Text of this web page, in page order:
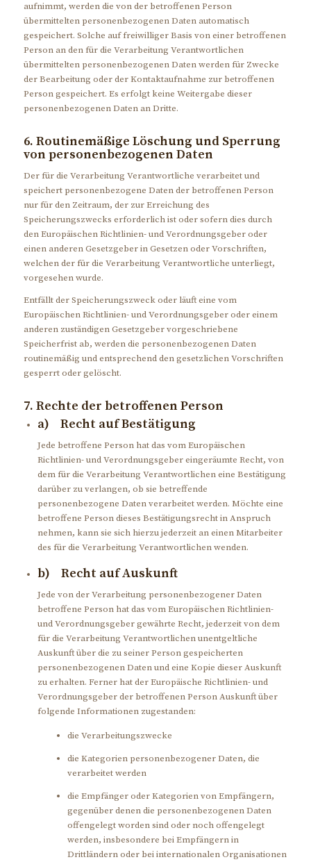
aufnimmt, werden die von der betroffenen Person
übermittelten personenbezogenen Daten automatisch
gespeichert. Solche auf freiwilliger Basis von einer betroffenen
Person an den für die Verarbeitung Verantwortlichen
übermittelten personenbezogenen Daten werden für Zwecke
der Bearbeitung oder der Kontaktaufnahme zur betroffenen
Person gespeichert. Es erfolgt keine Weitergabe dieser
personenbezogenen Daten an Dritte.
6. Routinemäßige Löschung und Sperrung
von personenbezogenen Daten
Der für die Verarbeitung Verantwortliche verarbeitet und
speichert personenbezogene Daten der betroffenen Person
nur für den Zeitraum, der zur Erreichung des
Speicherungszwecks erforderlich ist oder sofern dies durch
den Europäischen Richtlinien- und Verordnungsgeber oder
einen anderen Gesetzgeber in Gesetzen oder Vorschriften,
welchen der für die Verarbeitung Verantwortliche unterliegt,
vorgesehen wurde.
Entfällt der Speicherungszweck oder läuft eine vom
Europäischen Richtlinien- und Verordnungsgeber oder einem
anderen zuständigen Gesetzgeber vorgeschriebene
Speicherfrist ab, werden die personenbezogenen Daten
routinemäßig und entsprechend den gesetzlichen Vorschriften
gesperrt oder gelöscht.
7. Rechte der betroffenen Person
a) Recht auf Bestätigung
Jede betroffene Person hat das vom Europäischen
Richtlinien- und Verordnungsgeber eingeräumte Recht, von
dem für die Verarbeitung Verantwortlichen eine Bestätigung
darüber zu verlangen, ob sie betreffende
personenbezogene Daten verarbeitet werden. Möchte eine
betroffene Person dieses Bestätigungsrecht in Anspruch
nehmen, kann sie sich hierzu jederzeit an einen Mitarbeiter
des für die Verarbeitung Verantwortlichen wenden.
b) Recht auf Auskunft
Jede von der Verarbeitung personenbezogener Daten
betroffene Person hat das vom Europäischen Richtlinien-
und Verordnungsgeber gewährte Recht, jederzeit von dem
für die Verarbeitung Verantwortlichen unentgeltliche
Auskunft über die zu seiner Person gespeicherten
personenbezogenen Daten und eine Kopie dieser Auskunft
zu erhalten. Ferner hat der Europäische Richtlinien- und
Verordnungsgeber der betroffenen Person Auskunft über
folgende Informationen zugestanden:
die Verarbeitungszwecke
die Kategorien personenbezogener Daten, die
verarbeitet werden
die Empfänger oder Kategorien von Empfängern,
gegenüber denen die personenbezogenen Daten
offengelegt worden sind oder noch offengelegt
werden, insbesondere bei Empfängern in
Drittländern oder bei internationalen Organisationen